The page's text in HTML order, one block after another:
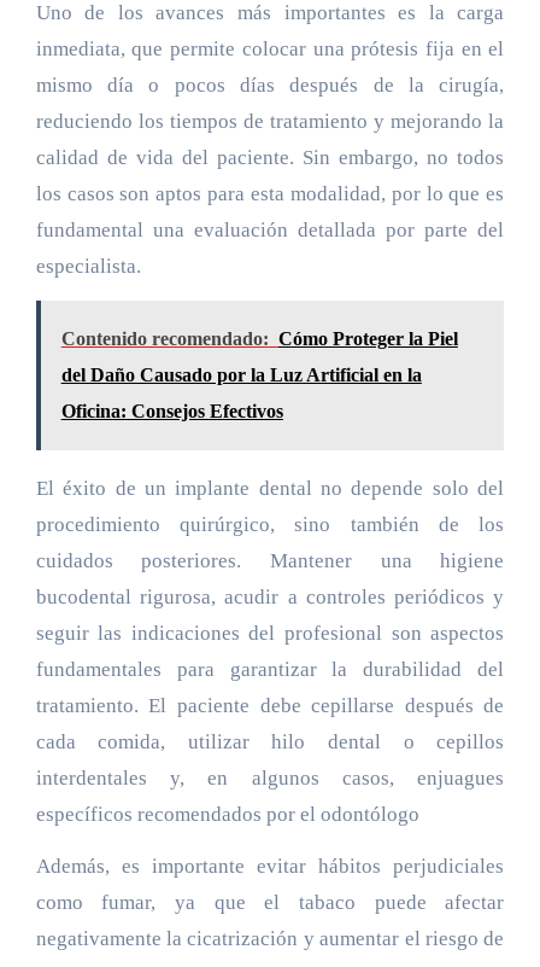
Uno de los avances más importantes es la carga
inmediata, que permite colocar una prótesis fija en el
mismo día o pocos días después de la cirugía,
reduciendo los tiempos de tratamiento y mejorando la
calidad de vida del paciente. Sin embargo, no todos
los casos son aptos para esta modalidad, por lo que es
fundamental una evaluación detallada por parte del
especialista.
Contenido recomendado: Cómo Proteger la Piel
del Daño Causado por la Luz Artificial en la
Oficina: Consejos Efectivos
El éxito de un implante dental no depende solo del
procedimiento quirúrgico, sino también de los
cuidados posteriores. Mantener una higiene
bucodental rigurosa, acudir a controles periódicos y
seguir las indicaciones del profesional son aspectos
fundamentales para garantizar la durabilidad del
tratamiento. El paciente debe cepillarse después de
cada comida, utilizar hilo dental o cepillos
interdentales y, en algunos casos, enjuagues
específicos recomendados por el odontólogo
Además, es importante evitar hábitos perjudiciales
como fumar, ya que el tabaco puede afectar
negativamente la cicatrización y aumentar el riesgo de